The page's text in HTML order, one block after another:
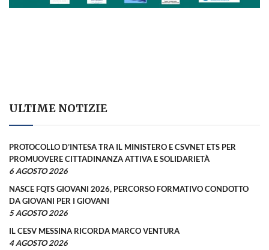
ULTIME NOTIZIE
PROTOCOLLO D’INTESA TRA IL MINISTERO E CSVNET ETS PER
PROMUOVERE CITTADINANZA ATTIVA E SOLIDARIETÀ
6 AGOSTO 2026
NASCE FQTS GIOVANI 2026, PERCORSO FORMATIVO CONDOTTO
DA GIOVANI PER I GIOVANI
5 AGOSTO 2026
IL CESV MESSINA RICORDA MARCO VENTURA
4 AGOSTO 2026